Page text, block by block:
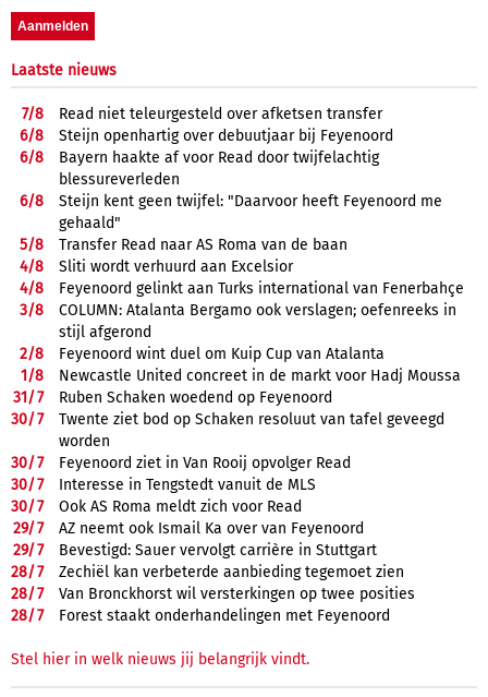
Laatste nieuws
7/8
Read niet teleurgesteld over afketsen transfer
6/8
Steijn openhartig over debuutjaar bij Feyenoord
6/8
Bayern haakte af voor Read door twijfelachtig
blessureverleden
6/8
Steijn kent geen twijfel: "Daarvoor heeft Feyenoord me
gehaald"
5/8
Transfer Read naar AS Roma van de baan
4/8
Sliti wordt verhuurd aan Excelsior
4/8
Feyenoord gelinkt aan Turks international van Fenerbahçe
3/8
COLUMN: Atalanta Bergamo ook verslagen; oefenreeks in
stijl afgerond
2/8
Feyenoord wint duel om Kuip Cup van Atalanta
1/8
Newcastle United concreet in de markt voor Hadj Moussa
31/7
Ruben Schaken woedend op Feyenoord
30/7
Twente ziet bod op Schaken resoluut van tafel geveegd
worden
30/7
Feyenoord ziet in Van Rooij opvolger Read
30/7
Interesse in Tengstedt vanuit de MLS
30/7
Ook AS Roma meldt zich voor Read
29/7
AZ neemt ook Ismail Ka over van Feyenoord
29/7
Bevestigd: Sauer vervolgt carrière in Stuttgart
28/7
Zechiël kan verbeterde aanbieding tegemoet zien
28/7
Van Bronckhorst wil versterkingen op twee posities
28/7 Forest staakt onderhandelingen met Feyenoord
Stel hier in welk nieuws jij belangrijk vindt.